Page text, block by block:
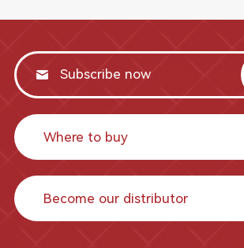
Where to buy
Become our distributor